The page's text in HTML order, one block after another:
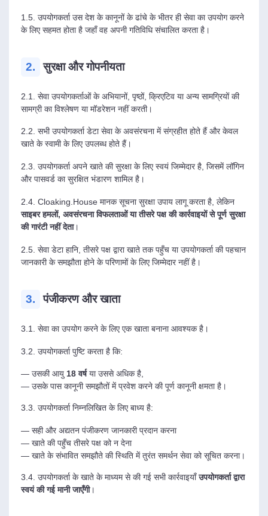
1.5. उपयोगकर्ता उस देश के कानूनों के ढांचे के भीतर ही सेवा का उपयोग करने
के लिए सहमत होता है जहाँ वह अपनी गतिविधि संचालित करता है।
2. सुरक्षा और गोपनीयता
2.1. सेवा उपयोगकर्ताओं के अभियानों, पृष्ठों, क्रिएटिव या अन्य सामग्रियों की
सामग्री का विश्लेषण या मॉडरेशन नहीं करती।
2.2. सभी उपयोगकर्ता डेटा सेवा के अवसंरचना में संग्रहीत होते हैं और केवल
खाते के स्वामी के लिए उपलब्ध होते हैं।
2.3. उपयोगकर्ता अपने खाते की सुरक्षा के लिए स्वयं जिम्मेदार है, जिसमें लॉगिन
और पासवर्ड का सुरक्षित भंडारण शामिल है।
2.4. Cloaking.House मानक सूचना सुरक्षा उपाय लागू करता है, लेकिन
साइबर हमलों, अवसंरचना विफलताओं या तीसरे पक्ष की कार्रवाइयों से पूर्ण सुरक्षा
की गारंटी नहीं देता।
2.5. सेवा डेटा हानि, तीसरे पक्ष द्वारा खाते तक पहुँच या उपयोगकर्ता की पहचान
जानकारी के समझौता होने के परिणामों के लिए जिम्मेदार नहीं है।
3. पंजीकरण और खाता
3.1. सेवा का उपयोग करने के लिए एक खाता बनाना आवश्यक है।
3.2. उपयोगकर्ता पुष्टि करता है कि:
— उसकी आयु 18 वर्षया उससे अधिक है,
— उसके पास कानूनी समझौतों में प्रवेश करने की पूर्ण कानूनी क्षमता है।
3.3. उपयोगकर्ता निम्नलिखित के लिए बाध्य है:
— सही और अद्यतन पंजीकरण जानकारी प्रदान करना
— खाते की पहुँच तीसरे पक्ष को न देना
— खाते के संभावित समझौते की स्थिति में तुरंत समर्थन सेवा को सूचित करना।
3.4. उपयोगकर्ता के खाते के माध्यम से की गई सभी कार्रवाइयाँउपयोगकर्ता द्वारा
स्वयं की गई मानी जाएँगी।